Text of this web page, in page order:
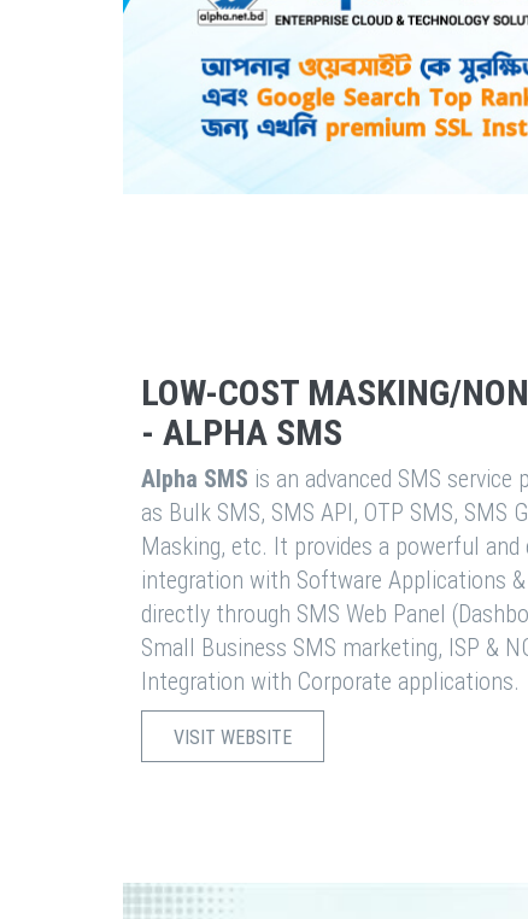
LOW-COST MASKING/
- ALPHA SMS
Alpha SMS is an advanced SMS
as Bulk SMS, SMS API, OTP SMS, SMS
Masking, etc. It provides a powerful
integration with Software Applications
directly through SMS Web Panel
Small Business SMS marketing, ISP &
Integration with Corporate applications.
VISIT WEBSITE